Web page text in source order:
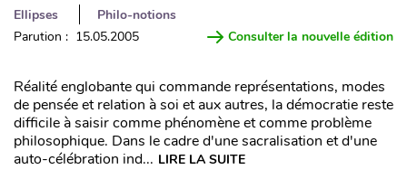
Ellipses
Philo-notions
Parution : 15.05.2005
Consulter la nouvelle édition
Réalité englobante qui commande représentations, modes
de pensée et relation à soi et aux autres, la démocratie reste
difficile à saisir comme phénomène et comme problème
philosophique. Dans le cadre d'une sacralisation et d'une
auto-célébration ind... LIRE LA SUITE